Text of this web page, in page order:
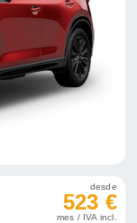
desde
523 €
mes / IVA incl.